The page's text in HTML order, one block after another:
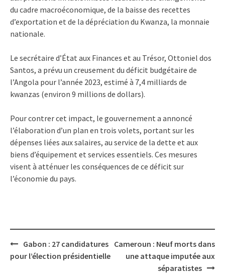
du cadre macroéconomique, de la baisse des recettes
d’exportation et de la dépréciation du Kwanza, la monnaie
nationale.
Le secrétaire d’État aux Finances et au Trésor, Ottoniel dos
Santos, a prévu un creusement du déficit budgétaire de
l’Angola pour l’année 2023, estimé à 7,4 milliards de
kwanzas (environ 9 millions de dollars).
Pour contrer cet impact, le gouvernement a annoncé
l’élaboration d’un plan en trois volets, portant sur les
dépenses liées aux salaires, au service de la dette et aux
biens d’équipement et services essentiels. Ces mesures
visent à atténuer les conséquences de ce déficit sur
l’économie du pays.
Post
navigation
Gabon : 27 candidatures
pour l’élection présidentielle
Cameroun : Neuf morts dans
une attaque imputée aux
séparatistes